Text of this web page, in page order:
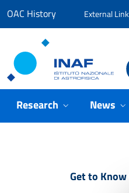
Go to content
Go to the navigation menu
Go to the footer
OAC History External
Osservatorio
Research News
Get to Know